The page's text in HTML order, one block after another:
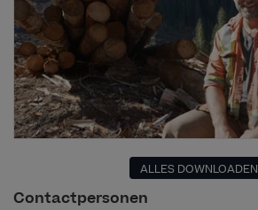
ALLES DOWNLOADEN
Contactpersonen